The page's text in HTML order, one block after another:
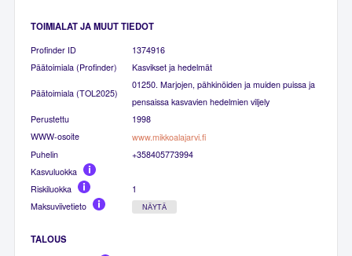
TOIMIALAT JA MUUT TIEDOT
Profinder ID
1374916
Päätoimiala (Profinder)
Kasvikset ja hedelmät
Päätoimiala (TOL2025)
01250. Marjojen, pähkinöiden ja muiden puissa ja
pensaissa kasvavien hedelmien viljely
Perustettu
1998
WWW-osoite
www.mikkoalajarvi.fi
Puhelin
+358405773994
Kasvuluokka
Riskiluokka
1
Maksuviivetieto
NÄYTÄ
TALOUS